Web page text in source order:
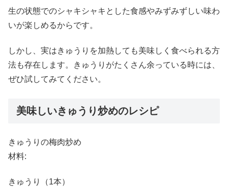
生の状態でのシャキシャキとした食感やみずみずしい味わ
いが楽しめるからです。
しかし、実はきゅうりを加熱しても美味しく食べられる方
法も存在します。きゅうりがたくさん余っている時には、
ぜひ試してみてください。
美味しいきゅうり炒めのレシピ
きゅうりの梅肉炒め
材料:
きゅうり（1本）